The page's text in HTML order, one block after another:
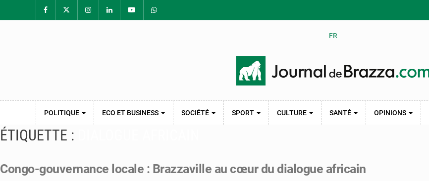
FR
POLITIQUE ECO ET BUSINESS SOCIÉTÉ SPORT CULTURE SANTÉ OPINIONS
ÉTIQUETTE :
Congo-gouvernance locale : Brazzaville au cœur du dialogue africain